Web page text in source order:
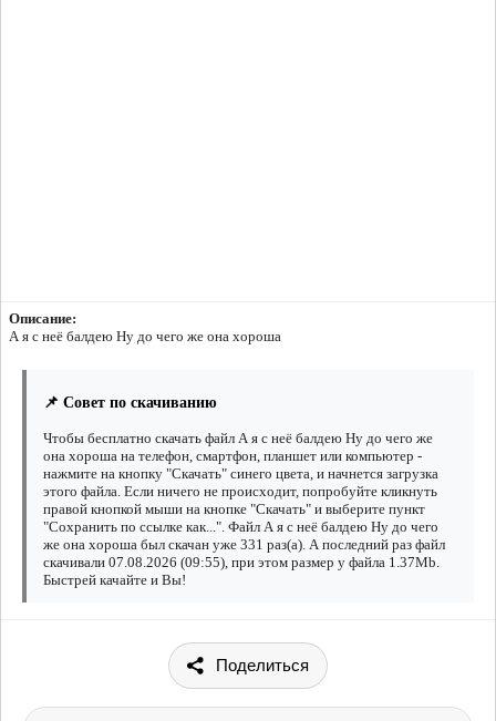
Описание:
А я с неё балдею Ну до чего же она хороша
📌 Совет по скачиванию
Чтобы бесплатно скачать файл А я с неё балдею Ну до чего же
она хороша на телефон, смартфон, планшет или компьютер -
нажмите на кнопку "Скачать" синего цвета, и начнется загрузка
этого файла. Если ничего не происходит, попробуйте кликнуть
правой кнопкой мыши на кнопке "Скачать" и выберите пункт
"Сохранить по ссылке как...". Файл А я с неё балдею Ну до чего
же она хороша был скачан уже 331 раз(а). А последний раз файл
скачивали 07.08.2026 (09:55), при этом размер у файла 1.37Mb.
Быстрей качайте и Вы!
Поделиться